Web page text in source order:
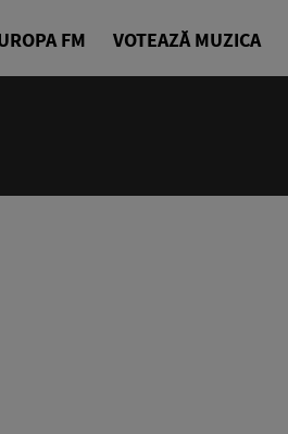
FM VOTEAZĂ MUZICA